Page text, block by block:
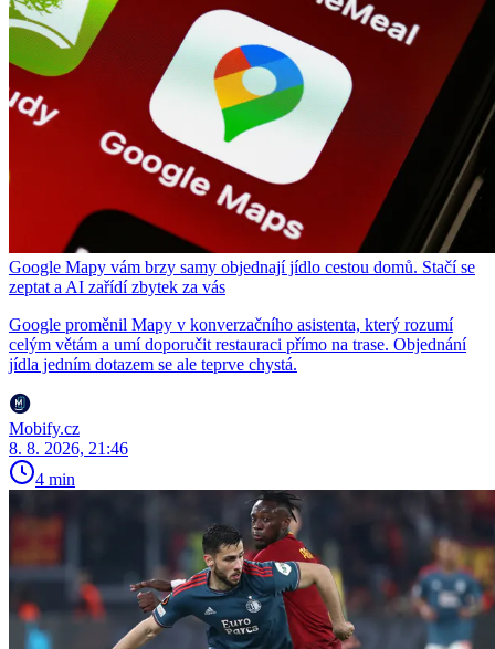
Google Mapy vám brzy samy objednají jídlo cestou domů. Stačí se
zeptat a AI zařídí zbytek za vás
Google proměnil Mapy v konverzačního asistenta, který rozumí
celým větám a umí doporučit restauraci přímo na trase. Objednání
jídla jedním dotazem se ale teprve chystá.
Mobify.cz
8. 8. 2026, 21:46
4 min